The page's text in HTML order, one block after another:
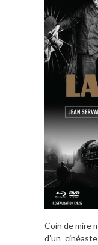
Coin de mire
d’un